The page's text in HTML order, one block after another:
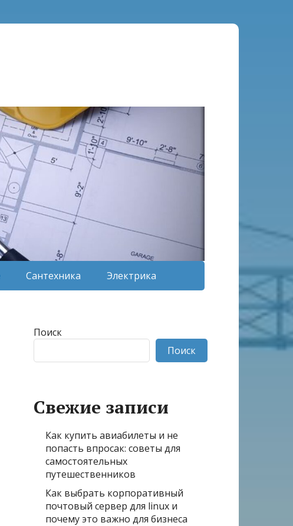
Сантехника Электрика
Поиск
Поиск
Свежие записи
Как купить авиабилеты и не
попасть впросак: советы для
самостоятельных
путешественников
Как выбрать корпоративный
почтовый сервер для linux и
почему это важно для бизнеса